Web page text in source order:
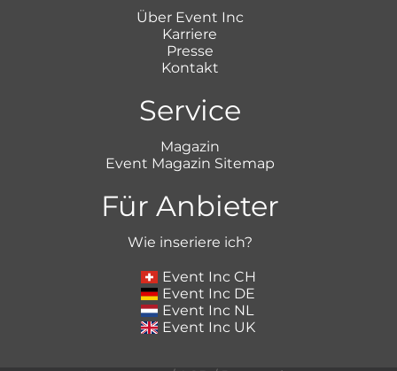
Über Event Inc
Karriere
Presse
Kontakt
Service
Magazin
Event Magazin Sitemap
Für Anbieter
Wie inseriere ich?
Event Inc CH
Event Inc DE
Event Inc NL
Event Inc UK